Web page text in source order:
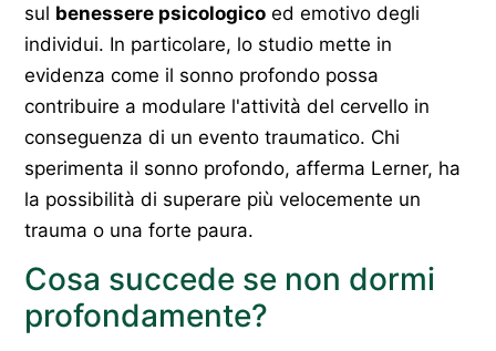
sul benessere psicologico ed emotivo degli
individui. In particolare, lo studio mette in
evidenza come il sonno profondo possa
contribuire a modulare l'attività del cervello in
conseguenza di un evento traumatico. Chi
sperimenta il sonno profondo, afferma Lerner, ha
la possibilità di superare più velocemente un
trauma o una forte paura.
Cosa succede se non dormi
profondamente?